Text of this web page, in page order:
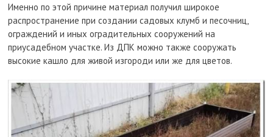
Именно по этой причине материал получил широкое
распространение при создании садовых клумб и песочниц,
ограждений и иных оградительных сооружений на
приусадебном участке. Из ДПК можно также сооружать
высокие кашло для живой изгороди или же для цветов.